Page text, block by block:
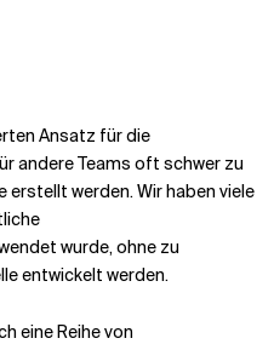
Ansatz für die
andere Teams oft schwer zu
erstellt werden. Wir haben viele
wurde, ohne zu
entwickelt werden.
eine Reihe von